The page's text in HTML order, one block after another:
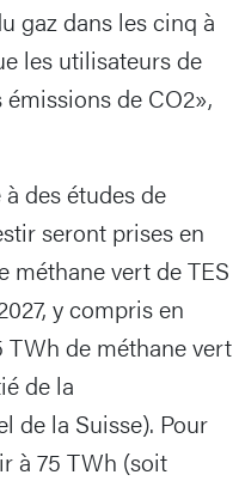
gaz dans les cinq à
les utilisateurs de
de CO2»,
à des études de
seront prises en
méthane vert de TES
y compris en
TWh de méthane vert
de la
de la Suisse). Pour
à 75 TWh (soit